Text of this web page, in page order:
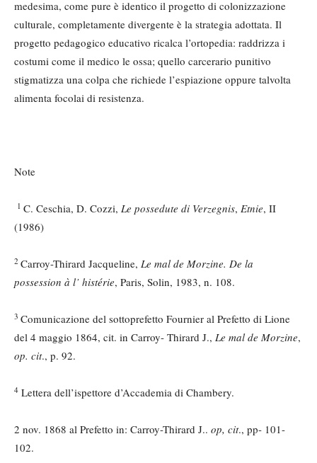
medesima, come pure è identico il progetto di colonizzazione
culturale, completamente divergente è la strategia adottata. Il
progetto pedagogico educativo ricalca l’ortopedia: raddrizza i
costumi come il medico le ossa; quello carcerario punitivo
stigmatizza una colpa che richiede l’espiazione oppure talvolta
alimenta focolai di resistenza.
Note
1 C. Ceschia, D. Cozzi, Le possedute di Verzegnis, Etnie, II
(1986)
2 Carroy-Thirard Jacqueline, Le mal de Morzine. De la
possession à l’ histérie, Paris, Solin, 1983, n. 108.
3 Comunicazione del sottoprefetto Fournier al Prefetto di Lione
del 4 maggio 1864, cit. in Carroy- Thirard J., Le mal de Morzine,
op. cit., p. 92.
4 Lettera dell’ispettore d’Accademia di Chambery.
2 nov. 1868 al Prefetto in: Carroy-Thirard J.. op, cit., pp- 101-
102.